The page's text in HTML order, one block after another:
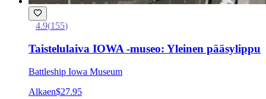
4.9(155)
Taistelulaiva IOWA -museo: Yleinen pääsylippu
Battleship Iowa Museum
Alkaen$27.95